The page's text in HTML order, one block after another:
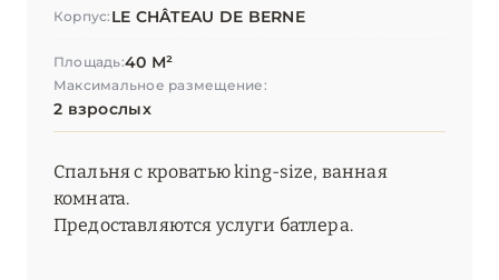
Корпус: LE CHÂTEAU DE BERNE
Площадь:40 М²
Максимальное размещение:
2 взрослых
Спальня с кроватью king-size, ванная
комната.
Предоставляются услуги батлера.